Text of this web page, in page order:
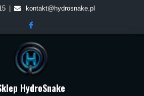
kontakt@hydrosnake.pl
HydroSnake